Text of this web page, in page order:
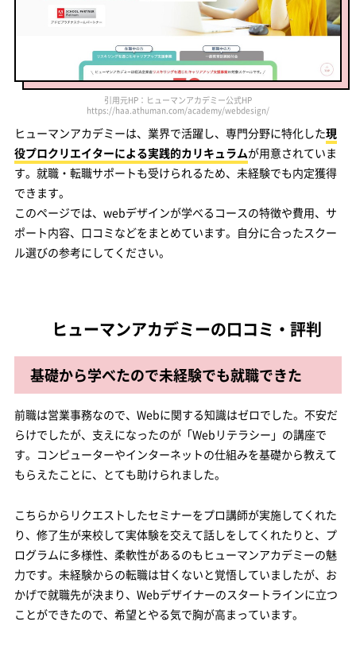
引用元HP：ヒューマンアカデミー公式HP
https://haa.athuman.com/academy/webdesign/
ヒューマンアカデミーは、業界で活躍し、専門分野に特化した現
役プロクリエイターによる実践的カリキュラムが用意されていま
す。就職・転職サポートも受けられるため、未経験でも内定獲得
できます。
このページでは、webデザインが学べるコースの特徴や費用、サ
ポート内容、口コミなどをまとめています。自分に合ったスクー
ル選びの参考にしてください。
ヒューマンアカデミーの口コミ・評判
基礎から学べたので未経験でも就職できた
前職は営業事務なので、Webに関する知識はゼロでした。不安だ
らけでしたが、支えになったのが「Webリテラシー」の講座で
す。コンピューターやインターネットの仕組みを基礎から教えて
もらえたことに、とても助けられました。
こちらからリクエストしたセミナーをプロ講師が実施してくれた
り、修了生が来校して実体験を交えて話しをしてくれたりと、プ
ログラムに多様性、柔軟性があるのもヒューマンアカデミーの魅
力です。未経験からの転職は甘くないと覚悟していましたが、お
かげで就職先が決まり、Webデザイナーのスタートラインに立つ
ことができたので、希望とやる気で胸が高まっています。